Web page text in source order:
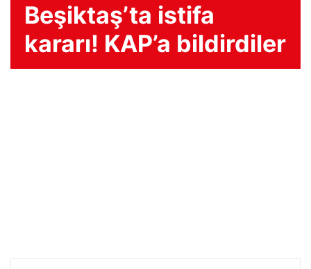
Beşiktaş’ta istifa
kararı! KAP’a bildirdiler